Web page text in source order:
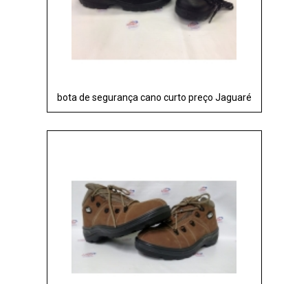
bota de segurança cano curto preço Jaguaré